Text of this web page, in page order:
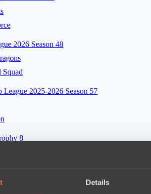
Details
2026 Season 48
Squad
League 2025-2026 Season 57
8
2026 Season 48